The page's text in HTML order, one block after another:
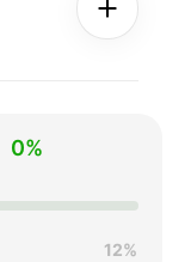
0%
12%